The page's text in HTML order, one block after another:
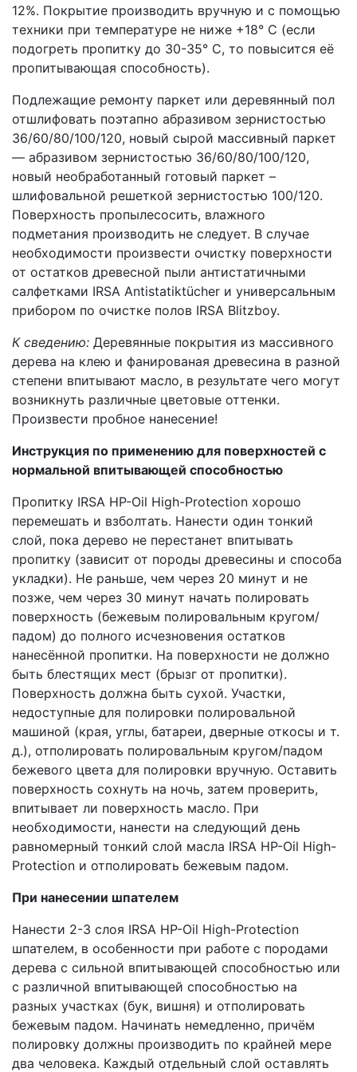
12%. Покрытие производить вручную и с помощью
техники при температуре не ниже +18° C (если
подогреть пропитку до 30-35° C, то повысится её
пропитывающая способность).
Подлежащие ремонту паркет или деревянный пол
отшлифовать поэтапно абразивом зернистостью
36/60/80/100/120, новый сырой массивный паркет
— абразивом зернистостью 36/60/80/100/120,
новый необработанный готовый паркет –
шлифовальной решеткой зернистостью 100/120.
Поверхность пропылесосить, влажного
подметания производить не следует. В случае
необходимости произвести очистку поверхности
от остатков древесной пыли антистатичными
салфетками IRSA Antistatiktücher и универсальным
прибором по очистке полов IRSA Blitzboy.
К сведению: Деревянные покрытия из массивного
дерева на клею и фанированая древесина в разной
степени впитывают масло, в результате чего могут
возникнуть различные цветовые оттенки.
Произвести пробное нанесение!
Инструкция по применению для поверхностей с
нормальной впитывающей способностью
Пропитку IRSA HP-Oil High-Protection хорошо
перемешать и взболтать. Нанести один тонкий
слой, пока дерево не перестанет впитывать
пропитку (зависит от породы древесины и способа
укладки). Не раньше, чем через 20 минут и не
позже, чем через 30 минут начать полировать
поверхность (бежевым полировальным кругом/
падом) до полного исчезновения остатков
нанесённой пропитки. На поверхности не должно
быть блестящих мест (брызг от пропитки).
Поверхность должна быть сухой. Участки,
недоступные для полировки полировальной
машиной (края, углы, батареи, дверные откосы и т.
д.), отполировать полировальным кругом/падом
бежевого цвета для полировки вручную. Оставить
поверхность сохнуть на ночь, затем проверить,
впитывает ли поверхность масло. При
необходимости, нанести на следующий день
равномерный тонкий слой масла IRSA HP-Oil High-
Protection и отполировать бежевым падом.
При нанесении шпателем
Нанести 2-3 слоя IRSA HP-Oil High-Protection
шпателем, в особенности при работе с породами
дерева с сильной впитывающей способностью или
с различной впитывающей способностью на
разных участках (бук, вишня) и отполировать
бежевым падом. Начинать немедленно, причём
полировку должны производить по крайней мере
два человека. Каждый отдельный слой оставлять